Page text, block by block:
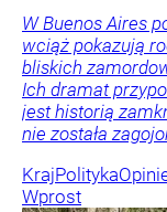
W Buenos Aires
wciąż pokazują
bliskich
Ich dramat
jest historią
nie została
KrajPolityka
Wprost